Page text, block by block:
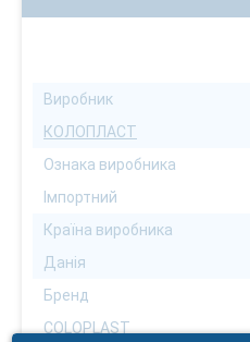
Виробник
КОЛОПЛАСТ
Ознака виробника
Імпортний
Країна виробника
Данія
Бренд
COLOPLAST